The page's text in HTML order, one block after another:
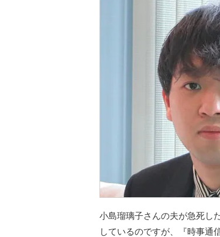
小島瑠璃子さんの夫が急死し
しているのですが、『時事通